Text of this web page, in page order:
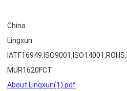
China
Lingxun
MUR1620FCT
About Lingxun(1).pdf